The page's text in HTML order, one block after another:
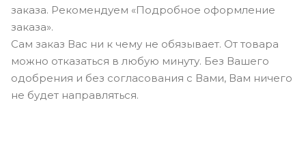
заказа. Рекомендуем «Подробное оформление
заказа».
Сам заказ Вас ни к чему не обязывает. От товара
можно отказаться в любую минуту. Без Вашего
одобрения и без согласования с Вами, Вам ничего
не будет направляться.